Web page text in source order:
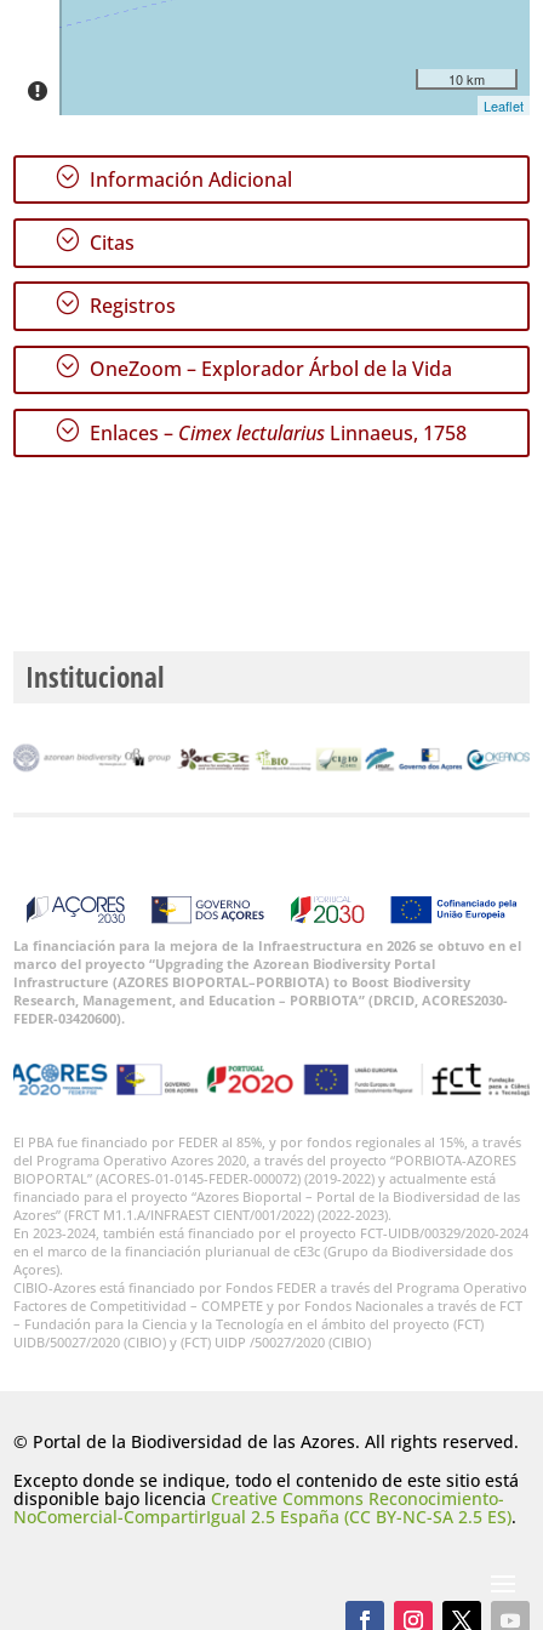
10 km
Leaflet
; Información Adicional
; Citas
; Registros
; OneZoom – Explorador Árbol de la Vida
; Enlaces – Cimex lectularius Linnaeus, 1758
Institucional
La financiación para la mejora de la Infraestructura en 2026 se obtuvo en el
marco del proyecto “Upgrading the Azorean Biodiversity Portal
Infrastructure (AZORES BIOPORTAL–PORBIOTA) to Boost Biodiversity
Research, Management, and Education – PORBIOTA” (DRCID, ACORES2030-
FEDER-03420600).
El PBA fue financiado por FEDER al 85%, y por fondos regionales al 15%, a través
del Programa Operativo Azores 2020, a través del proyecto “PORBIOTA-AZORES
BIOPORTAL” (ACORES-01-0145-FEDER-000072) (2019-2022) y actualmente está
financiado para el proyecto “Azores Bioportal – Portal de la Biodiversidad de las
Azores” (FRCT M1.1.A/INFRAEST CIENT/001/2022) (2022-2023).
En 2023-2024, también está financiado por el proyecto FCT-UIDB/00329/2020-2024
en el marco de la financiación plurianual de cE3c (Grupo da Biodiversidade dos
Açores).
CIBIO-Azores está financiado por Fondos FEDER a través del Programa Operativo
Factores de Competitividad – COMPETE y por Fondos Nacionales a través de FCT
– Fundación para la Ciencia y la Tecnología en el ámbito del proyecto (FCT)
UIDB/50027/2020 (CIBIO) y (FCT) UIDP /50027/2020 (CIBIO)
© Portal de la Biodiversidad de las Azores. All rights reserved.
Excepto donde se indique, todo el contenido de este sitio está
disponible bajo licenciaCreative Commons Reconocimiento-
NoComercial-CompartirIgual 2.5 España (CC BY-NC-SA 2.5 ES).